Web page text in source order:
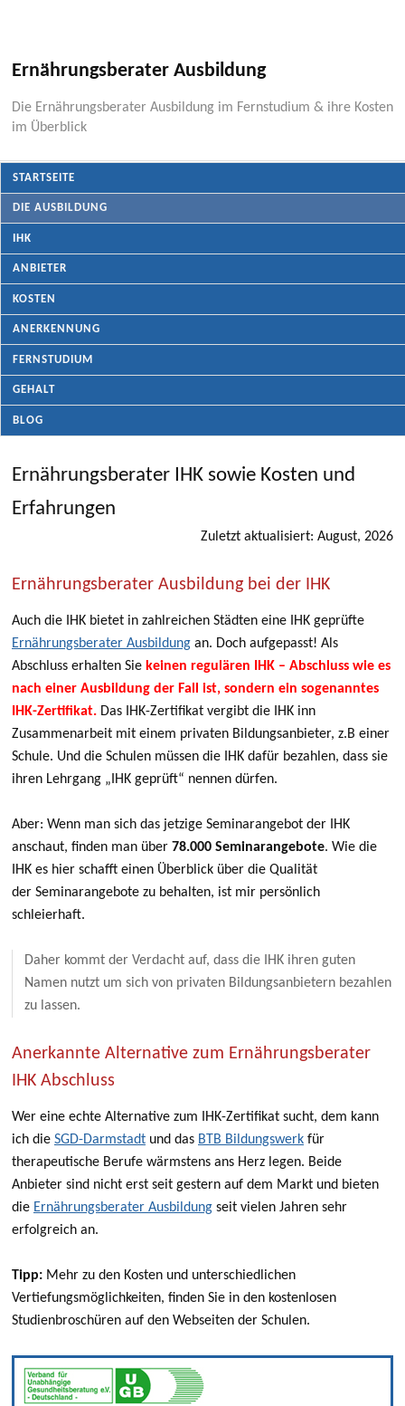
Ernährungsberater Ausbildung
Die Ernährungsberater Ausbildung im Fernstudium & ihre Kosten
im Überblick
STARTSEITE
DIE AUSBILDUNG
IHK
ANBIETER
KOSTEN
ANERKENNUNG
FERNSTUDIUM
GEHALT
BLOG
Ernährungsberater IHK sowie Kosten und
Erfahrungen
Zuletzt aktualisiert: August, 2026
Ernährungsberater Ausbildung bei der IHK
Auch die IHK bietet in zahlreichen Städten eine IHK geprüfte
Ernährungsberater Ausbildung an. Doch aufgepasst! Als
Abschluss erhalten Sie keinen regulären IHK – Abschluss wie es
nach einer Ausbildung der Fall ist, sondern ein sogenanntes
IHK-Zertifikat. Das IHK-Zertifikat vergibt die IHK inn
Zusammenarbeit mit einem privaten Bildungsanbieter, z.B einer
Schule. Und die Schulen müssen die IHK dafür bezahlen, dass sie
ihren Lehrgang „IHK geprüft“ nennen dürfen.
Aber: Wenn man sich das jetzige Seminarangebot der IHK
anschaut, finden man über 78.000 Seminarangebote. Wie die
IHK es hier schafft einen Überblick über die Qualität
der Seminarangebote zu behalten, ist mir persönlich
schleierhaft.
Daher kommt der Verdacht auf, dass die IHK ihren guten
Namen nutzt um sich von privaten Bildungsanbietern bezahlen
zu lassen.
Anerkannte Alternative zum Ernährungsberater
IHK Abschluss
Wer eine echte Alternative zum IHK-Zertifikat sucht, dem kann
ich die SGD-Darmstadt und das BTB Bildungswerk für
therapeutische Berufe wärmstens ans Herz legen. Beide
Anbieter sind nicht erst seit gestern auf dem Markt und bieten
die Ernährungsberater Ausbildung seit vielen Jahren sehr
erfolgreich an.
Tipp: Mehr zu den Kosten und unterschiedlichen
Vertiefungsmöglichkeiten, finden Sie in den kostenlosen
Studienbroschüren auf den Webseiten der Schulen.